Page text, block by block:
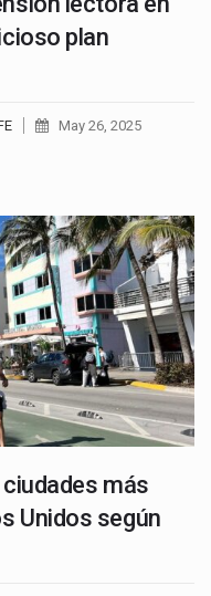
plan
May 26, 2025
más
Unidos según